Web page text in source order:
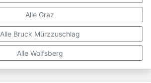
Alle Graz
Alle Bruck Mürzzuschlag
Alle Wolfsberg